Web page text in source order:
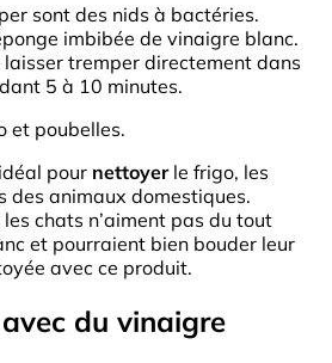
sont des nids à bactéries.
imbibée de vinaigre blanc.
laisser tremper directement dans
5 à 10 minutes.
et poubelles.
pour nettoyerle frigo, les
des animaux domestiques.
chats n’aiment pas du tout
et pourraient bien bouder leur
avec ce produit.
du vinaigre